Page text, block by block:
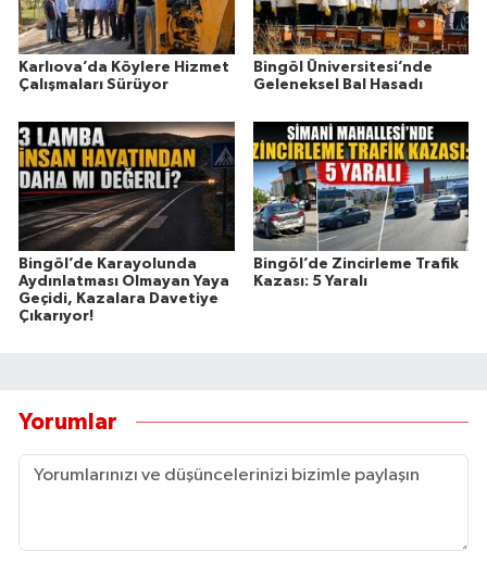
Karlıova’da Köylere Hizmet
Çalışmaları Sürüyor
Bingöl Üniversitesi’nde
Geleneksel Bal Hasadı
Bingöl’de Karayolunda
Aydınlatması Olmayan Yaya
Geçidi, Kazalara Davetiye
Çıkarıyor!
Bingöl’de Zincirleme Trafik
Kazası: 5 Yaralı
Yorumlar